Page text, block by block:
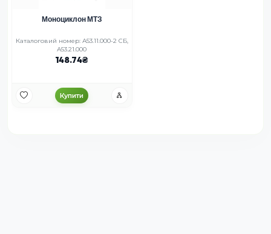
Моноциклон МТЗ
Каталоговий номер: А53.11.000-2 СБ,
А53.21.000
148.74
Купити